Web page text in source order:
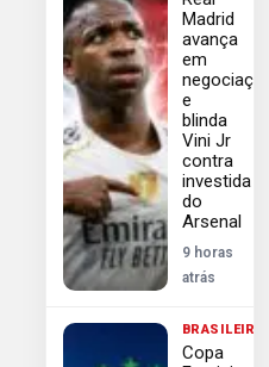
Madrid
avança
em
negociação
e
blinda
Vini Jr
contra
investida
do
Arsenal
9 horas
atrás
BRASILEIRÃO
Copa